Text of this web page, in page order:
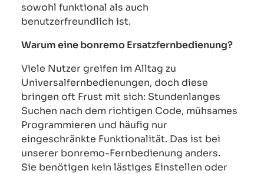
sowohl funktional als auch
benutzerfreundlich ist.
Warum eine bonremo Ersatzfernbedienung?
Viele Nutzer greifen im Alltag zu
Universalfernbedienungen, doch diese
bringen oft Frust mit sich: Stundenlanges
Suchen nach dem richtigen Code, mühsames
Programmieren und häufig nur
eingeschränkte Funktionalität. Das ist bei
unserer bonremo-Fernbedienung anders.
Sie benötigen kein lästiges Einstellen oder